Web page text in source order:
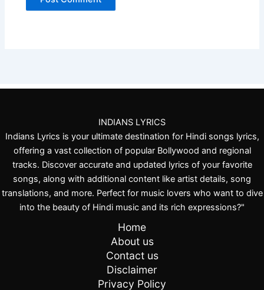
INDIANS LYRICS
Indians Lyrics is your ultimate destination for Hindi songs lyrics,
offering a vast collection of popular Bollywood and regional
tracks. Discover accurate and updated lyrics of your favorite
songs, along with additional content like artist details, song
translations, and more. Perfect for music lovers who want to dive
into the beauty of Hindi music and its rich expressions?"
Home
About us
Contact us
Disclaimer
Privacy Policy